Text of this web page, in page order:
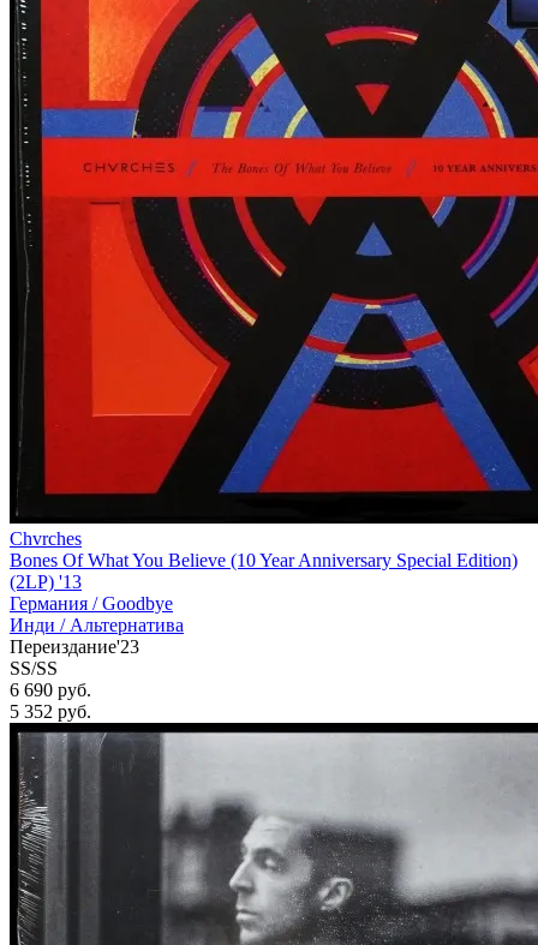
Chvrches
Bones Of What You Believe (10 Year Anniversary Special Edition)
(2LP) '13
Германия /Goodbye
Инди / Альтернатива
Переиздание'23
SS/SS
6 690 руб.
5 352 руб.